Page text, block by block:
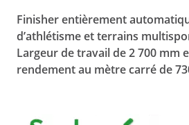
Finisher entièrement
d’athlétisme et terrains
Largeur de travail de 2 700 mm
rendement au mètre carré de